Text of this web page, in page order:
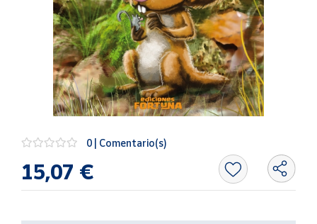
populares
Nuestros
vendedores
novedades
de Correos
Market
0 | Comentario(s)
15,07 €